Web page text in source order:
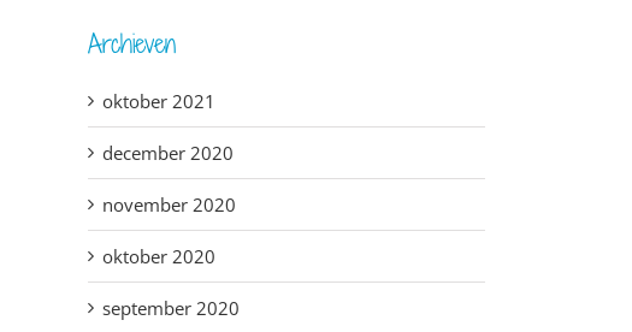
Archieven
oktober 2021
december 2020
november 2020
oktober 2020
september 2020